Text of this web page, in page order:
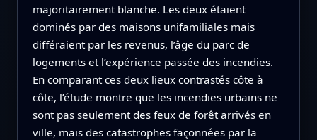
majoritairement blanche. Les deux étaient
dominés par des maisons unifamiliales mais
différaient par les revenus, l’âge du parc de
logements et l’expérience passée des incendies.
En comparant ces deux lieux contrastés côte à
côte, l’étude montre que les incendies urbains ne
sont pas seulement des feux de forêt arrivés en
ville, mais des catastrophes façonnées par la